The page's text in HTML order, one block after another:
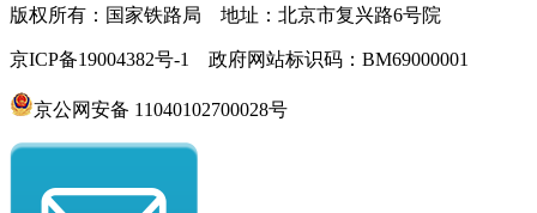
版权所有：国家铁路局 地址：北京市复兴路6号院
京ICP备19004382号-1 政府网站标识码：BM69000001
京公网安备 11040102700028号